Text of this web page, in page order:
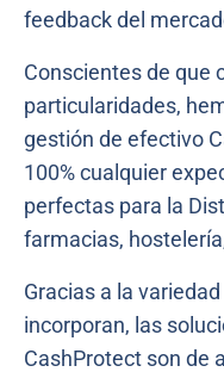
feedback del
Conscientes de que
particularidades,
gestión de efectivo
100% cualquier
perfectas para la
farmacias,
Gracias a la
incorporan, las
CashProtect son de